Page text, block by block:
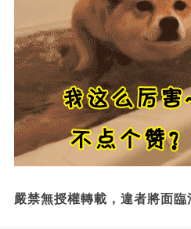
嚴禁無授權轉載，違者將面臨